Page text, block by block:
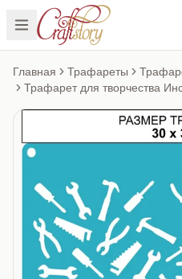
Главная Трафареты
Трафарет для творчества